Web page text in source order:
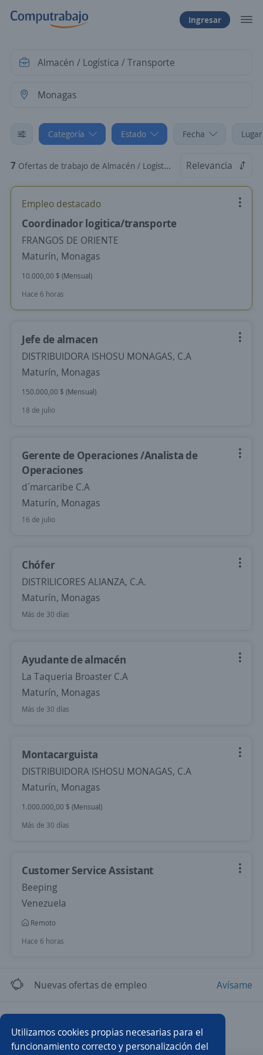
Utilizamos cookies propias necesarias para el
funcionamiento correcto y personalización del
Ingresar
Categoría Estado Fecha
7 Ofertas de trabajo de Almacén / Logística / Transporte en Monagas Relevancia
Empleo destacado
Coordinador logitica/transporte
FRANGOS DE ORIENTE
Maturín, Monagas
10.000,00 $ (Mensual)
Hace 6 horas
Jefe de almacen
DISTRIBUIDORA ISHOSU MONAGAS, C.A
Maturín, Monagas
150.000,00 $ (Mensual)
18 de julio
Gerente de Operaciones /Analista de
Operaciones
d´marcaribe C.A
Maturín, Monagas
16 de julio
Chófer
DISTRILICORES ALIANZA, C.A.
Maturín, Monagas
Más de 30 días
Ayudante de almacén
La Taqueria Broaster C.A
Maturín, Monagas
Más de 30 días
Montacarguista
DISTRIBUIDORA ISHOSU MONAGAS, C.A
Maturín, Monagas
1.000.000,00 $ (Mensual)
Más de 30 días
Customer Service Assistant
Beeping
Venezuela
Remoto
Hace 6 horas
Nuevas ofertas de empleo Avísame
Analista de logística Coordinador/a de almacén